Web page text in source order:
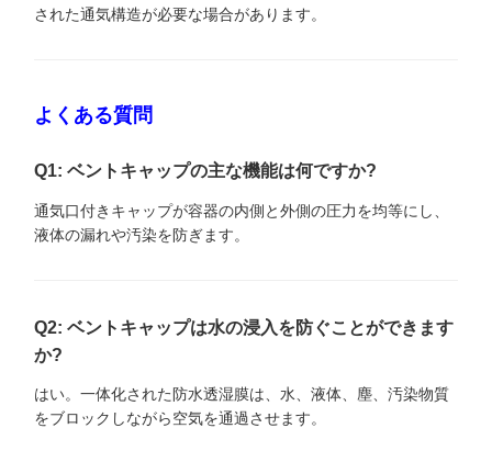
された通気構造が必要な場合があります。
よくある質問
Q1: ベントキャップの主な機能は何ですか?
通気口付きキャップが容器の内側と外側の圧力を均等にし、
液体の漏れや汚染を防ぎます。
Q2: ベントキャップは水の浸入を防ぐことができます
か?
はい。一体化された防水透湿膜は、水、液体、塵、汚染物質
をブロックしながら空気を通過させます。